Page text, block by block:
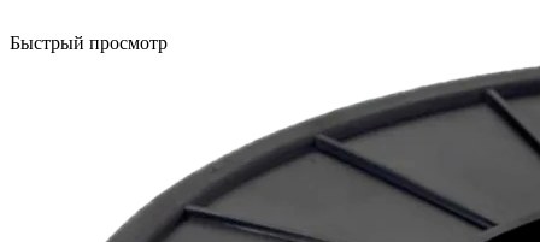
Быстрый просмотр